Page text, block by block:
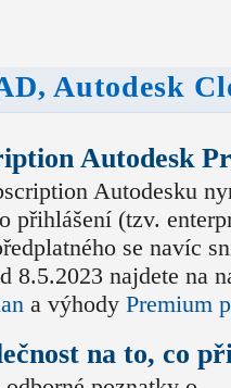
Autodesk
Autodesk
Autodesku
přihlášení (tzv.
se navíc
8.5.2023 najdete na
a výhody Premium
na to, co